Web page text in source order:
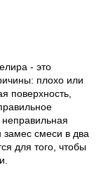
- это
плохо или
поверхность,
смеси в два
для того, чтобы